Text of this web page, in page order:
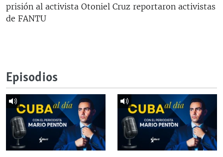
prisión al activista Otoniel Cruz reportaron activistas
de FANTU
Episodios